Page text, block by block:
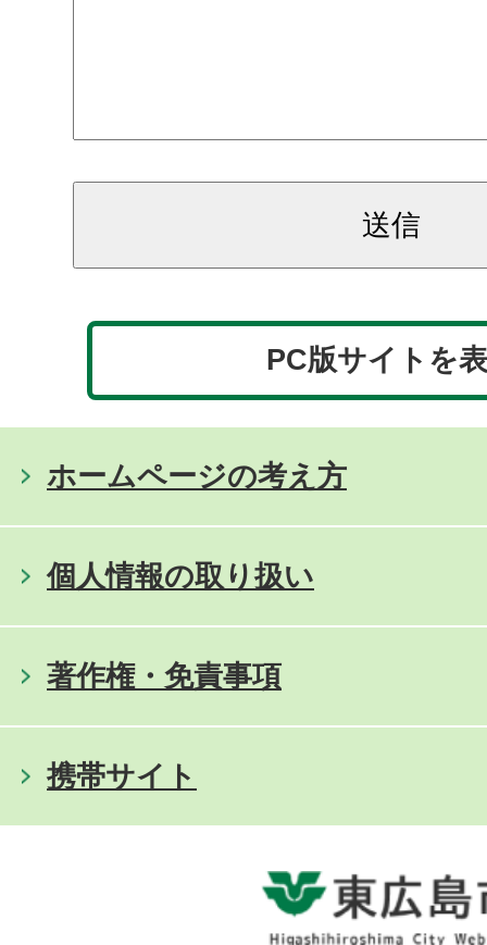
PC版サイトを
ホームページの考え方
個人情報の取り扱い
著作権・免責事項
携帯サイト